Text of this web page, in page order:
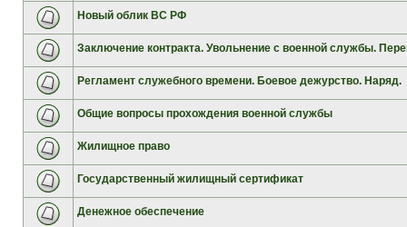
Новый облик ВС РФ
Заключение контракта. Увольнение с военной службы.
Регламент служебного времени. Боевое дежурство. Наряд.
Общие вопросы прохождения военной службы
Жилищное право
Государственный жилищный сертификат
Денежное обеспечение